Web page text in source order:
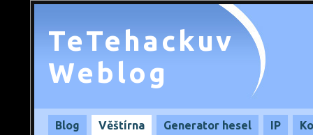
TeTehackuv
Weblog
Blog Věštírna Generator hesel IP